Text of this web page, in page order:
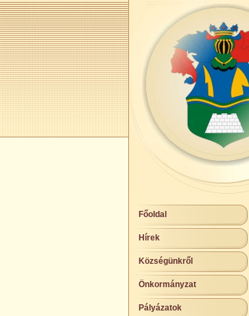
Főoldal
Hírek
Községünkről
Önkormányzat
Pályázatok